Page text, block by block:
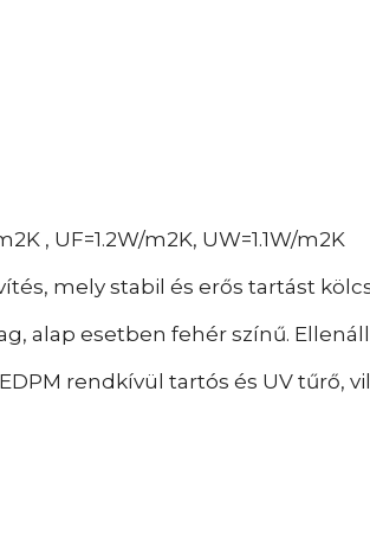
, UF=1.2W/m2K, UW=1.1W/m2K
mely stabil és erős tartást
alap esetben fehér színű. Ellenáll
rendkívül tartós és UV tűrő,